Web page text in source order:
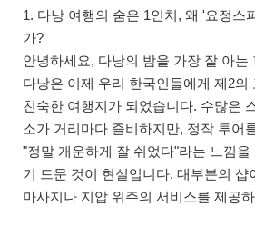
1. 다낭 여행의 숨은 1인치, 왜 '요정스
가?
안녕하세요, 다낭의 밤을 가장 잘 아는
다낭은 이제 우리 한국인들에게 제2의
친숙한 여행지가 되었습니다. 수많은
소가 거리마다 즐비하지만, 정작 투어
"정말 개운하게 잘 쉬었다"라는 느낌
기 드문 것이 현실입니다. 대부분의 샵
마사지나 지압 위주의 서비스를 제공